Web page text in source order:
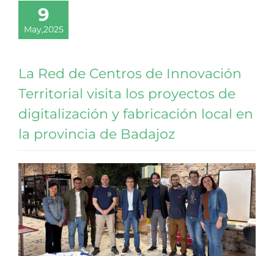
9
May,2025
La Red de Centros de Innovación
Territorial visita los proyectos de
digitalización y fabricación local en
la provincia de Badajoz